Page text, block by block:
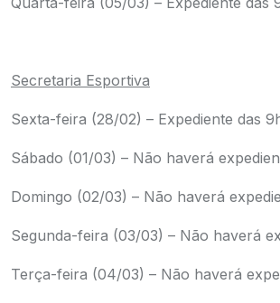
Secretaria Esportiva
Sexta-feira (28/02) – Expediente das
Sábado (01/03) – Não haverá
Domingo (02/03) – Não haverá
Segunda-feira (03/03) – Não haverá
Terça-feira (04/03) – Não haverá